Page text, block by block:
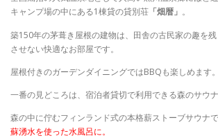
キャンプ場の中にある1棟貸の貸別荘 「畑暦」 。
築150年の茅葺き屋根の建物は、田舎の古民家の趣を
させない快適なお部屋です。
屋根付きのガーデンダイニングではBBQも楽しめます。
一番の見どころは、 宿泊者貸切で利用できる森のサウナ
森の中に佇むフィンランド式の本格薪ストーブサウナ
蘇湧水を使った水風呂に。